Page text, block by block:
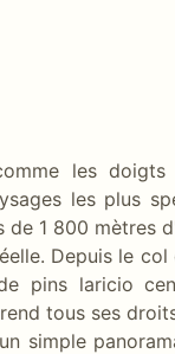
les
les plus
de 1 800 mètres
Depuis le
pins laricio
tous ses
simple